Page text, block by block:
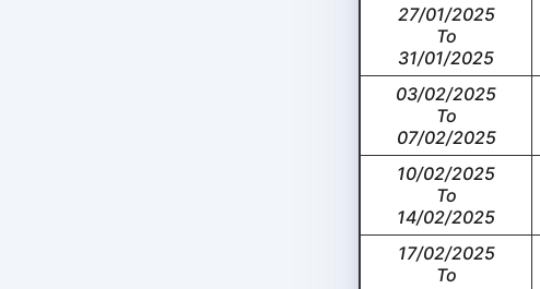
27/01/2025
To
31/01/2025
03/02/2025
To
07/02/2025
10/02/2025
To
14/02/2025
17/02/2025
To